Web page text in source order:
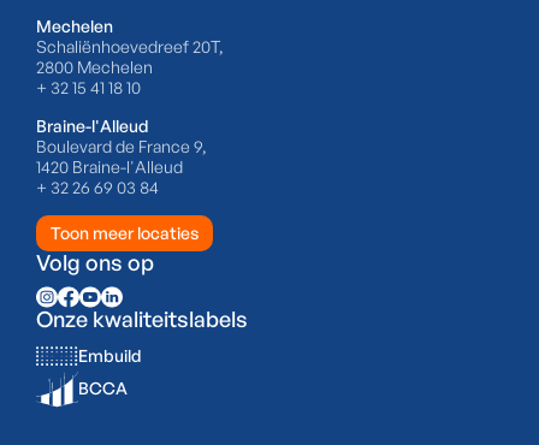
Mechelen
Schaliënhoevedreef 20T,
2800 Mechelen
+ 32 15 41 18 10
Braine-l'Alleud
Boulevard de France 9,
1420 Braine-l'Alleud
+ 32 26 69 03 84
Toon meer locaties
Volg ons op
Onze kwaliteitslabels
Embuild
BCCA